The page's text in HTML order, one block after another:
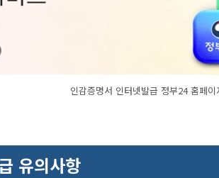
인감증명서 인터넷발급 정부24 홈페이
유의사항